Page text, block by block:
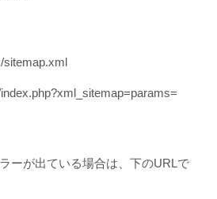
sitemap.xml
ーが出ている場合は、下のURLで